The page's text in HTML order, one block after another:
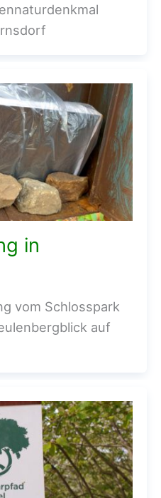
in
vom Schlosspark
auf